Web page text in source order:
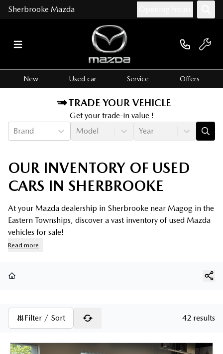
Sherbrooke Mazda
New Used car Service Offers
TRADE YOUR VEHICLE
Get your trade-in value !
Brand
Model Year
OUR INVENTORY OF USED
CARS IN SHERBROOKE
At your Mazda dealership in Sherbrooke near Magog in the
Eastern Townships, discover a vast inventory of used Mazda
vehicles for sale!
Read more
Filter / Sort 42 results